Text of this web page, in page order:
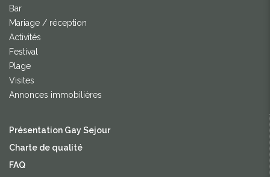
Bar
Mariage / réception
Activités
Festival
Plage
Visites
Annonces immobilières
Présentation Gay Sejour
Charte de qualité
FAQ